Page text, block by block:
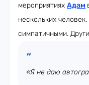
мероприятиях Адам
нескольких
симпатичными.
«Я не даю